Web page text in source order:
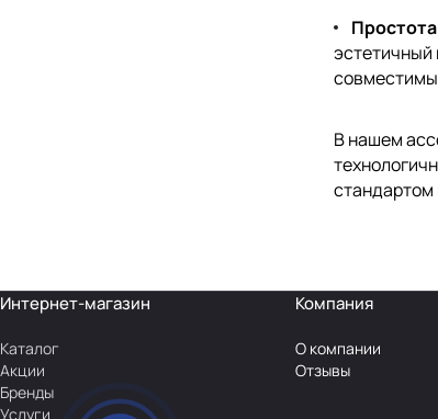
В нашем
стандартом
Интернет-магазин
Каталог
Акции
Бренды
Услуги
Компания
О компании
Отзывы